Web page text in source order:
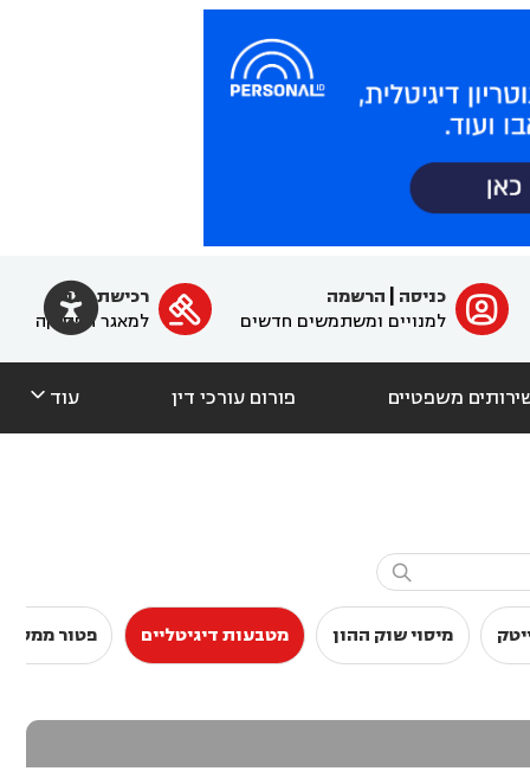
 ﱐ כניסה
הרשמה
למנויים ומשתמשים חדשים

רכישת מנוי
למאגר הפסיקה
משפטיים פורום עורכי דין עוד 

מיסוי שוק ההון מטבעות דיגיטליים פטור ממס